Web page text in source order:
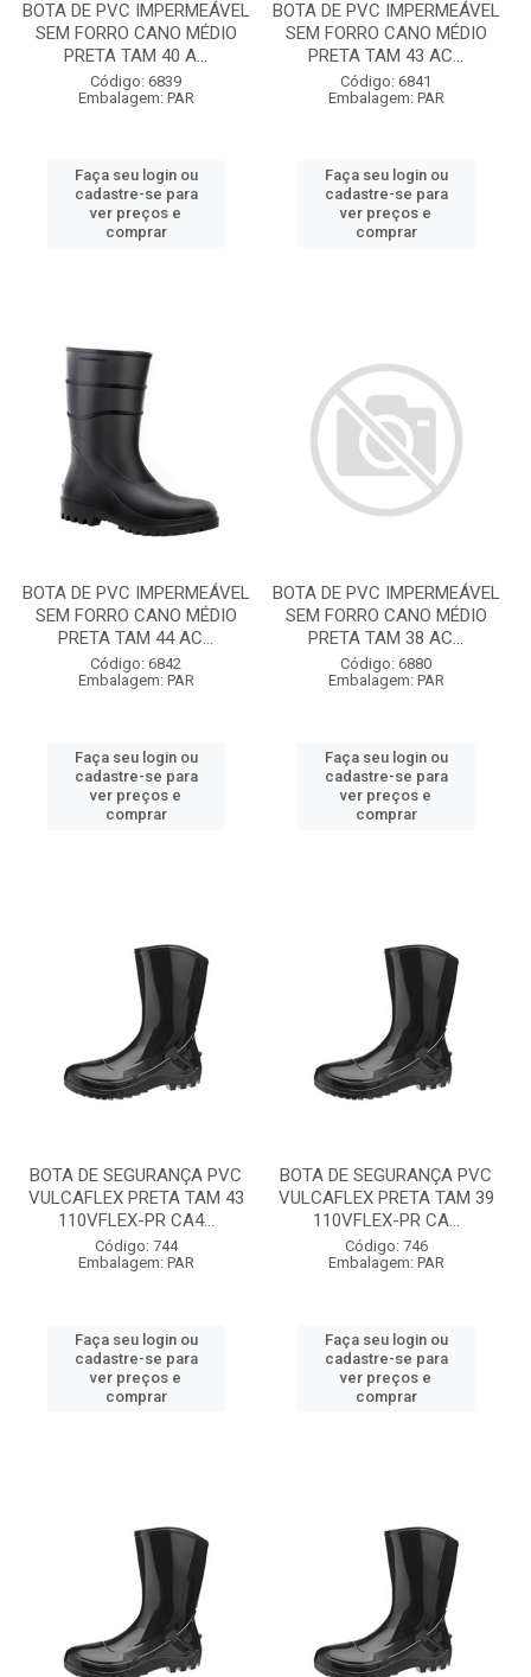
BOTA DE PVC IMPERMEÁVEL
SEM FORRO CANO MÉDIO
PRETA TAM 40 A...
Código: 6839
Embalagem: PAR
Faça seu login ou
cadastre-se para
ver preços e
comprar
BOTA DE PVC IMPERMEÁVEL
SEM FORRO CANO MÉDIO
PRETA TAM 43 AC...
Código: 6841
Embalagem: PAR
Faça seu login ou
cadastre-se para
ver preços e
comprar
BOTA DE PVC IMPERMEÁVEL
SEM FORRO CANO MÉDIO
PRETA TAM 44 AC...
Código: 6842
Embalagem: PAR
Faça seu login ou
cadastre-se para
ver preços e
comprar
BOTA DE PVC IMPERMEÁVEL
SEM FORRO CANO MÉDIO
PRETA TAM 38 AC...
Código: 6880
Embalagem: PAR
Faça seu login ou
cadastre-se para
ver preços e
comprar
BOTA DE SEGURANÇA PVC
VULCAFLEX PRETA TAM 43
110VFLEX-PR CA4...
Código: 744
Embalagem: PAR
Faça seu login ou
cadastre-se para
ver preços e
comprar
BOTA DE SEGURANÇA PVC
VULCAFLEX PRETA TAM 39
110VFLEX-PR CA...
Código: 746
Embalagem: PAR
Faça seu login ou
cadastre-se para
ver preços e
comprar